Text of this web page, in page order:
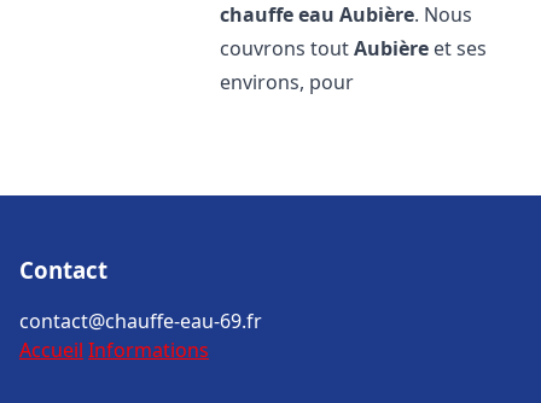
chauffe eau Aubière. Nous
couvrons toutAubière et ses
environs, pour
Contact
contact@chauffe-eau-69.fr
Accueil Informations